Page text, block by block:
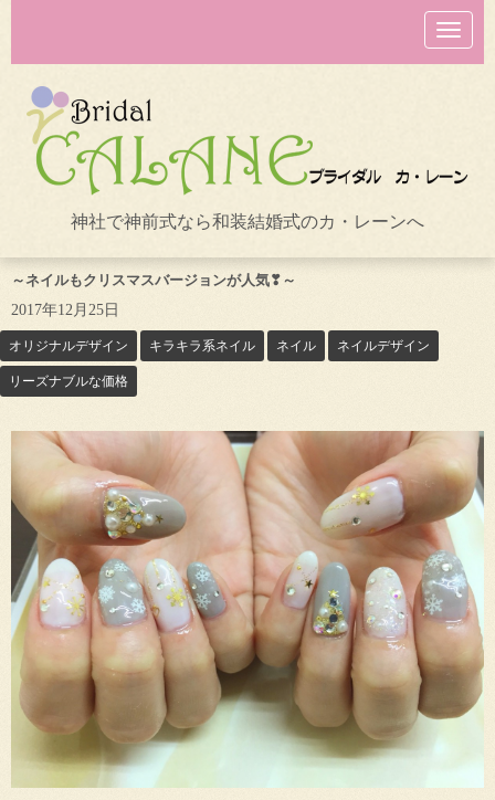
N
a
v
o
n
神社で神前式なら和装結婚式のカ・レーンへ
～ネイルもクリスマスバージョンが人気❣～
2017年12月25日
オリジナルデザイン キラキラ系ネイル ネイル ネイルデザイン
リーズナブルな価格